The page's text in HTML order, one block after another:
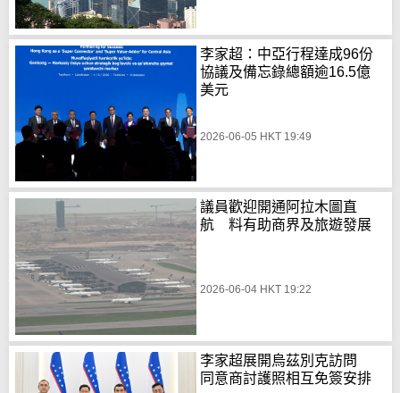
李家超：中亞行程達成96份
協議及備忘錄總額逾16.5億
美元
2026-06-05 HKT 19:49
議員歡迎開通阿拉木圖直
航 料有助商界及旅遊發展
2026-06-04 HKT 19:22
李家超展開烏茲別克訪問
同意商討護照相互免簽安排